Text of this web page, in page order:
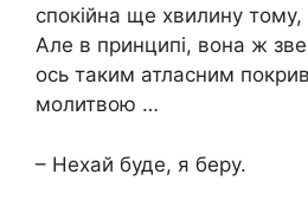
спокійна ще хвилину тому,
Але в принципі, вона ж
ось таким атласним
молитвою …
– Нехай буде, я беру.